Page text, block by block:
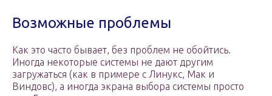
Возможные проблемы
Как это часто бывает, без проблем не обойтись.
Иногда некоторые системы не дают другим
загружаться (как в примере с Линукс, Мак и
Виндовс), а иногда экрана выбора системы просто